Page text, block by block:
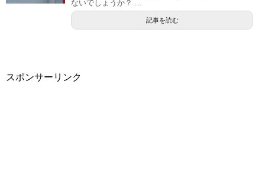
ないでしょうか？ ...
記事を読む
スポンサーリンク